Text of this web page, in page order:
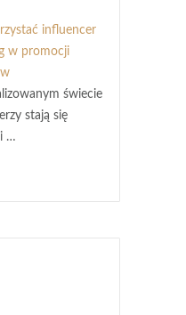
influencer
w promocji
świecie
stają się
…